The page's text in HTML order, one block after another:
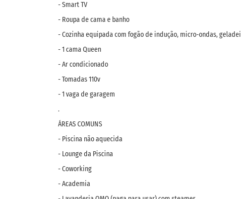
- Smart TV
- Roupa de cama e banho
- Cozinha equipada com fogão de indução, micro-ondas,
- 1 cama Queen
- Ar condicionado
- Tomadas 110v
- 1 vaga de garagem
.
ÁREAS COMUNS
- Piscina não aquecida
- Lounge da Piscina
- Coworking
- Academia